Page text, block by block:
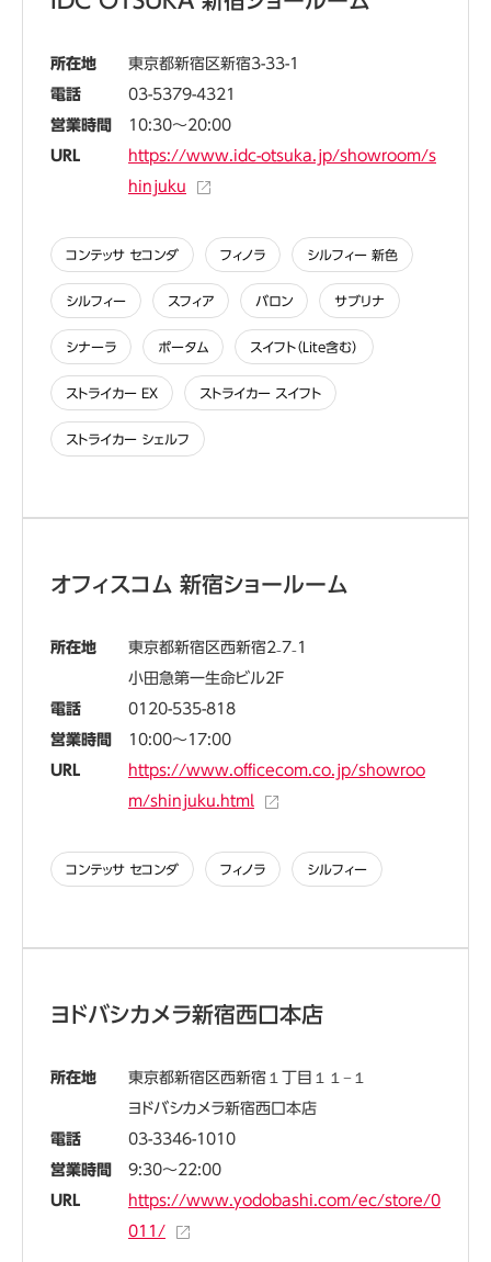
所在地
東京都新宿区新宿3-33-1
電話
03-5379-4321
営業時間
10:30～20:00
URL
https://www.idc-otsuka.jp/showroom/s
hinjuku
コンテッサ セコンダ フィノラ シルフィー 新色
シルフィー スフィア バロン サブリナ
シナーラ ポータム スイフト（Lite含む）
ストライカー EX ストライカー スイフト
ストライカー シェルフ
オフィスコム 新宿ショールーム
所在地
東京都新宿区西新宿2₋7₋1
小田急第一生命ビル2F
電話
0120-535-818
営業時間
10:00～17:00
URL
https://www.officecom.co.jp/showroo
m/shinjuku.html
コンテッサ セコンダ フィノラ シルフィー
ヨドバシカメラ新宿西口本店
所在地
東京都新宿区西新宿１丁目１１−１
ヨドバシカメラ新宿西口本店
電話
03-3346-1010
営業時間
9:30～22:00
URL
https://www.yodobashi.com/ec/store/0
011/